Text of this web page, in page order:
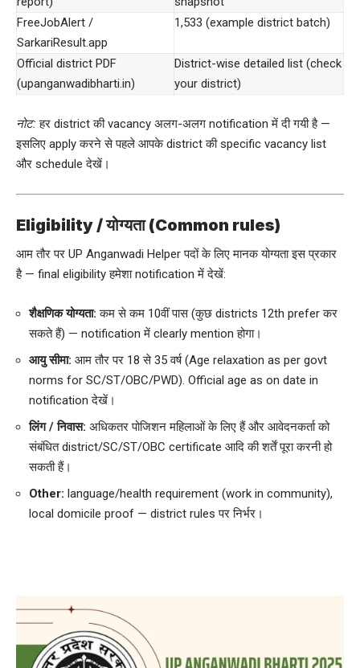
FreeJobAlert /
SarkariResult.app
1,533 (example district batch)
Official district PDF
(upanganwadibharti.in)
District-wise detailed list (check
your district)
नोट: हर district की vacancy अलग-अलग notification में दी गयी है —
इसलिए apply करने से पहले आपके district की specific vacancy list
और schedule देखें।
Eligibility / योग्यता (Common rules)
आम तौर पर UP Anganwadi Helper पदों के लिए मानक योग्यता इस प्रकार
है — final eligibility हमेशा notification में देखें:
शैक्षणिक योग्यता: कम से कम 10वीं पास (कुछ districts 12th prefer कर
सकते हैं) — notification में clearly mention होगा।
आयु सीमा: आम तौर पर 18 से 35 वर्ष (Age relaxation as per govt
norms for SC/ST/OBC/PWD). Official age as on date in
notification देखें।
लिंग / निवास: अधिकतर पोजिशन महिलाओं के लिए हैं और आवेदनकर्ता को
संबंधित district/SC/ST/OBC certificate आदि की शर्तें पूरा करनी हो
सकती हैं।
Other: language/health requirement (work in community),
local domicile proof — district rules पर निर्भर।